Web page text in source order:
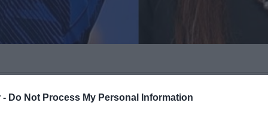
- Do Not Process My Personal Information
απάντηση του Γάλλου